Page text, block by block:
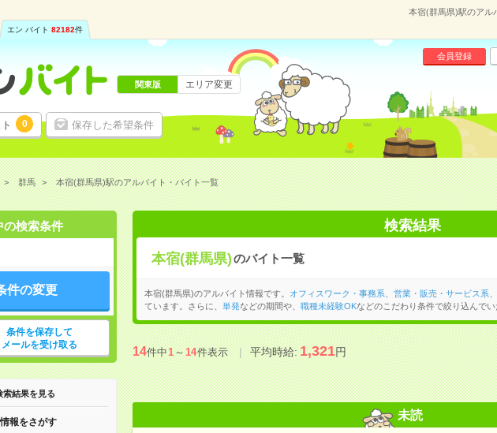
本宿(群馬県)駅のアル
エン バイト 82182件
0 保存した希望条件
会員登録
関東版 エリア変更
群馬 本宿(群馬県)駅のアルバイト・バイト一覧
の検索条件
件の変更
条件を保存して
メールを受け取る
索結果を見る
報をさがす
検索結果
本宿(群馬県)のバイト一覧
本宿(群馬県)のアルバイト情報です。 オフィスワーク・事務系 営業・販売・サービス系
ています。さらに、
単発などの期間や、 職種未経験OKなどのこだわり条件で絞り込んでい
14件中1～14件表示 平均時給:1,321円
未読